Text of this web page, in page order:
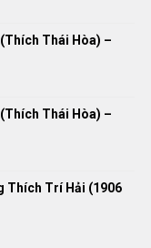
Thái Hòa) –
Thái Hòa) –
Thích Trí Hải (1906